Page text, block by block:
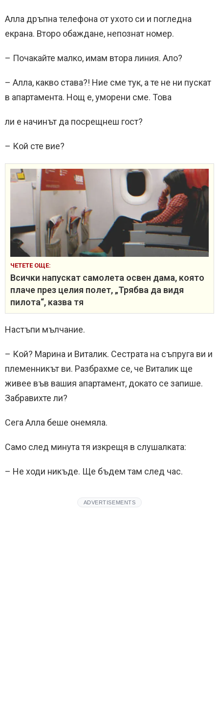
Алла дръпна телефона от ухото си и погледна
екрана. Второ обаждане, непознат номер.
– Почакайте малко, имам втора линия. Ало?
– Алла, какво става?! Ние сме тук, а те не ни пускат
в апартамента. Нощ е, уморени сме. Това
ли е начинът да посрещнеш гост?
– Кой сте вие?
ЧЕТЕТЕ ОЩЕ:
Всички напускат самолета освен дама, която
плаче през целия полет, „Трябва да видя
пилота“, казва тя
Настъпи мълчание.
– Кой? Марина и Виталик. Сестрата на съпруга ви и
племенникът ви. Разбрахме се, че Виталик ще
живее във вашия апартамент, докато се запише.
Забравихте ли?
Сега Алла беше онемяла.
Само след минута тя изкрещя в слушалката:
– Не ходи никъде. Ще бъдем там след час.
ADVERTISEMENTS